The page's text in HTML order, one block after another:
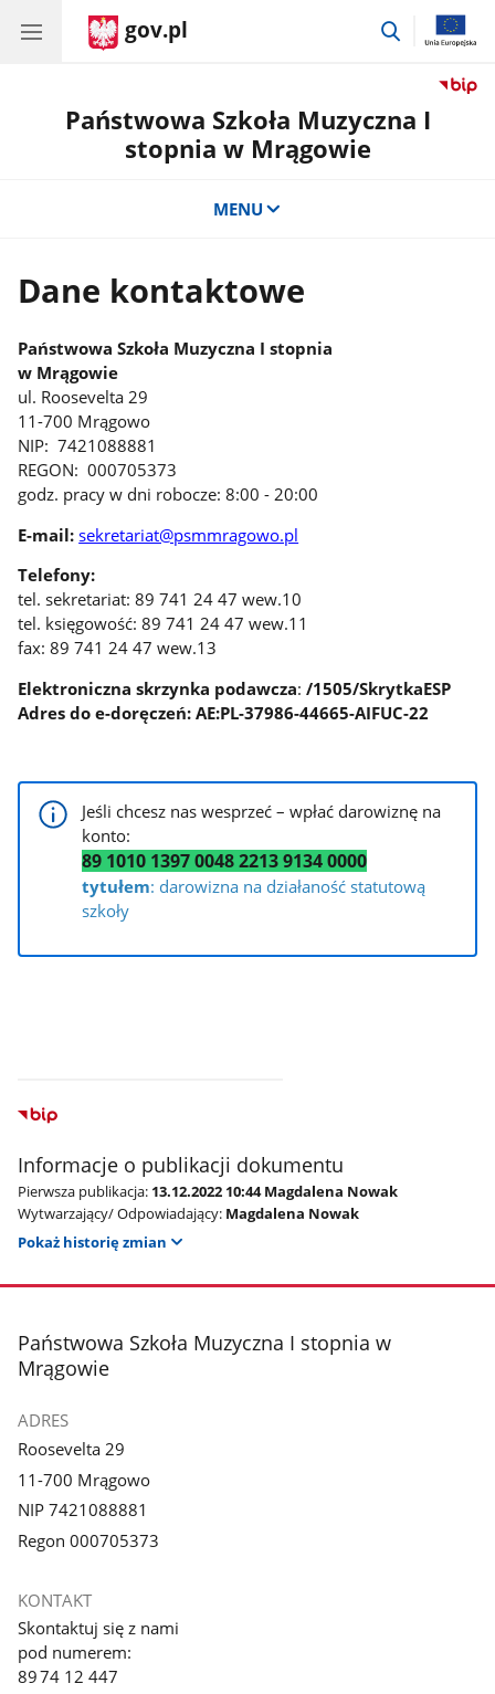
gov.pl
przejdź
Państwowa Szkoła Muzyczna I
stopnia w Mrągowie
MENU
Dane kontaktowe
Państwowa Szkoła Muzyczna I stopnia
w Mrągowie
ul. Roosevelta 29
11-700 Mrągowo
NIP: 7421088881
REGON: 000705373
godz. pracy w dni robocze: 8:00 - 20:00
E-mail:sekretariat@psmmragowo.pl
Telefony:
tel. sekretariat: 89 741 24 47 wew.10
tel. księgowość: 89 741 24 47 wew.11
fax: 89 741 24 47 wew.13
Elektroniczna skrzynka podawcza:/1505/SkrytkaESP
Adres do e-doręczeń: AE:PL-37986-44665-AIFUC-22
Jeśli chcesz nas wesprzeć – wpłać darowiznę na
konto:
89 1010 1397 0048 2213 9134 0000
tytułem: darowizna na działaność statutową
szkoły
Informacje o publikacji dokumentu
Pierwsza publikacja: 13.12.2022 10:44 Magdalena Nowak
Wytwarzający/ Odpowiadający: Magdalena Nowak
Pokaż historię zmian
stopka
Państwowa Szkoła Muzyczna I stopnia w
Mrągowie
ADRES
Roosevelta 29
11-700 Mrągowo
NIP 7421088881
Regon 000705373
KONTAKT
Skontaktuj się z nami
pod numerem:
89 74 12 447